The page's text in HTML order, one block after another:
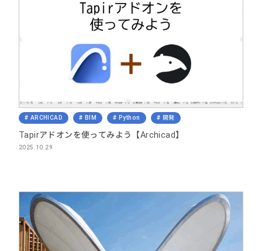
ARCHICAD BIM Python 開発
Tapirアドオンを使ってみよう【Archicad】
2025.10.29